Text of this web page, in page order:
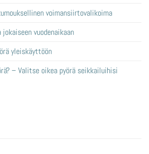
voimansiirtovalikoima
vuodenaikaan
yleiskäyttöön
– Valitse oikea pyörä seikkailuihisi